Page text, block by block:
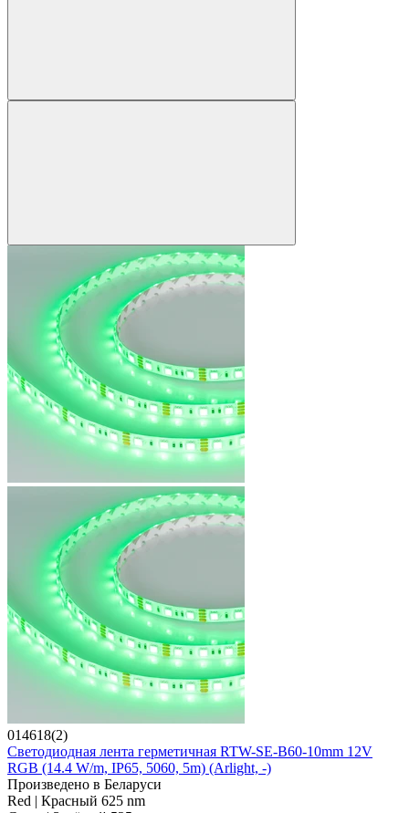
014618(2)
Светодиодная лента герметичная RTW-SE-B60-10mm 12V
RGB (14.4 W/m, IP65, 5060, 5m) (Arlight, -)
Произведено в Беларуси
Red | Красный 625 nm